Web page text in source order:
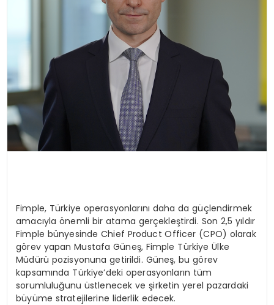
Fimple, Türkiye operasyonlarını daha da güçlendirmek
amacıyla önemli bir atama gerçekleştirdi. Son 2,5 yıldır
Fimple bünyesinde Chief Product Officer (CPO) olarak
görev yapan Mustafa Güneş, Fimple Türkiye Ülke
Müdürü pozisyonuna getirildi. Güneş, bu görev
kapsamında Türkiye’deki operasyonların tüm
sorumluluğunu üstlenecek ve şirketin yerel pazardaki
büyüme stratejilerine liderlik edecek.